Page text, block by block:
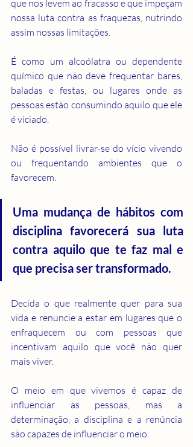
que nos levem ao fracasso e que impeçam
nossa luta contra as fraquezas, nutrindo
assim nossas limitações.
É como um alcoólatra ou dependente
químico que não deve frequentar bares,
baladas e festas, ou lugares onde as
pessoas estão consumindo aquilo que ele
é viciado.
Não é possível livrar-se do vício vivendo
ou frequentando ambientes que o
favorecem.
Uma mudança de hábitos com
disciplina favorecerá sua luta
contra aquilo que te faz mal e
que precisa ser transformado.
Decida o que realmente quer para sua
vida e renuncie a estar em lugares que o
enfraquecem ou com pessoas que
incentivam aquilo que você não quer
mais viver.
O meio em que vivemos é capaz de
influenciar as pessoas, mas a
determinação, a disciplina e a renúncia
são capazes de influenciar o meio.